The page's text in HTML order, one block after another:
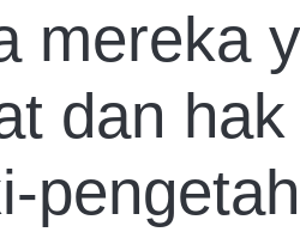
mereka
dan